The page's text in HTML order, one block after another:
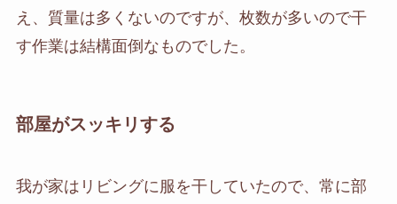
え、質量は多くないのですが、枚数が多いので干
す作業は結構面倒なものでした。
部屋がスッキリする
我が家はリビングに服を干していたので、常に部